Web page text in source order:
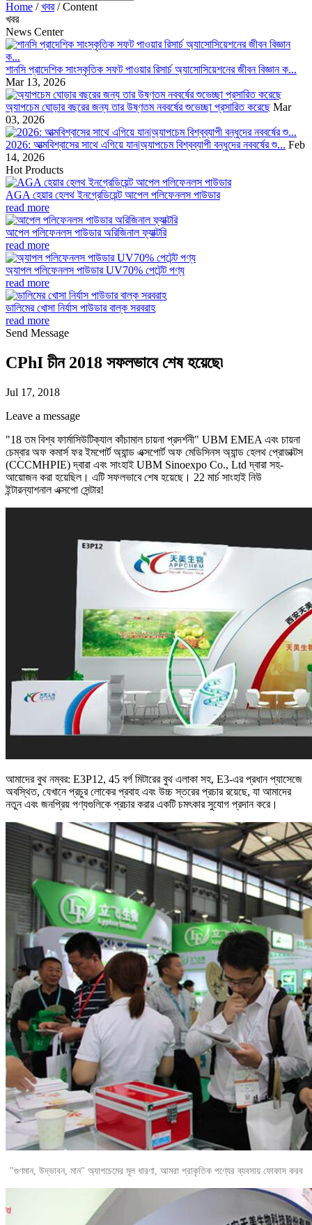
Home /খবর/Content
খবর
News Center
শানসি প্রাদেশিক সাংস্কৃতিক সফট পাওয়ার রিসার্চ অ্যাসোসিয়েশনের জীবন বিজ্ঞান ক...
Mar 13, 2026
অ্যাপচেম ঘোড়ার বছরের জন্য তার উষ্ণতম নববর্ষের শুভেচ্ছা প্রসারিত করেছে Mar
03, 2026
2026: আত্মবিশ্বাসের সাথে এগিয়ে যান|অ্যাপচেম বিশ্বব্যাপী বন্ধুদের নববর্ষের শু... Feb
14, 2026
Hot Products
AGA হেয়ার হেলথ ইনগ্রেডিয়েন্ট আপেল পলিফেনলস পাউডার
read more
আপেল পলিফেনলস পাউডার অরিজিনাল ফ্যাক্টরি
read more
অ্যাপল পলিফেনলস পাউডার UV70% পেটেন্ট পণ্য
read more
ডালিমের খোসা নির্যাস পাউডার বাল্ক সরবরাহ
read more
Send Message
CPhI চীন 2018 সফলভাবে শেষ হয়েছে৷
Jul 17, 2018
Leave a message
"18 তম বিশ্ব ফার্মাসিউটিক্যাল কাঁচামাল চায়না প্রদর্শনী" UBM EMEA এবং চায়না
চেম্বার অফ কমার্স ফর ইমপোর্ট অ্যান্ড এক্সপোর্ট অফ মেডিসিনস অ্যান্ড হেলথ প্রোডাক্টস
(CCCMHPIE) দ্বারা এবং সাংহাই UBM Sinoexpo Co., Ltd দ্বারা সহ-
আয়োজন করা হয়েছিল। এটি সফলভাবে শেষ হয়েছে। 22 মার্চ সাংহাই নিউ
ইন্টারন্যাশনাল এক্সপো সেন্টার!
আমাদের বুথ নম্বর: E3P12, 45 বর্গ মিটারের বুথ এলাকা সহ, E3-এর প্রধান প্যাসেজে
অবস্থিত, যেখানে প্রচুর লোকের প্রবাহ এবং উচ্চ স্তরের প্রচার রয়েছে, যা আমাদের
নতুন এবং জনপ্রিয় পণ্যগুলিকে প্রচার করার একটি চমৎকার সুযোগ প্রদান করে।
"গুণমান, উদ্ভাবন, মান" অ্যাপচেমের মূল ধারণা, আমরা প্রাকৃতিক পণ্যের ব্যবসায় ফোকাস করব